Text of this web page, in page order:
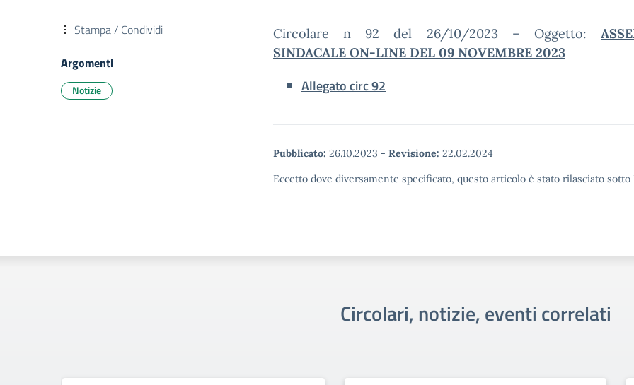
Circolare n 92 del 26/10/2023 – Oggetto:
SINDACALE ON-LINE DEL 09 NOVEMBRE 2023
Allegato circ 92
Pubblicato: 26.10.2023 - Revisione: 22.02.2024
Eccetto dove diversamente specificato, questo articolo è stato rilasciato
Stampa / Condividi
Argomenti
Notizie
Circolari, notizie, eventi correlati